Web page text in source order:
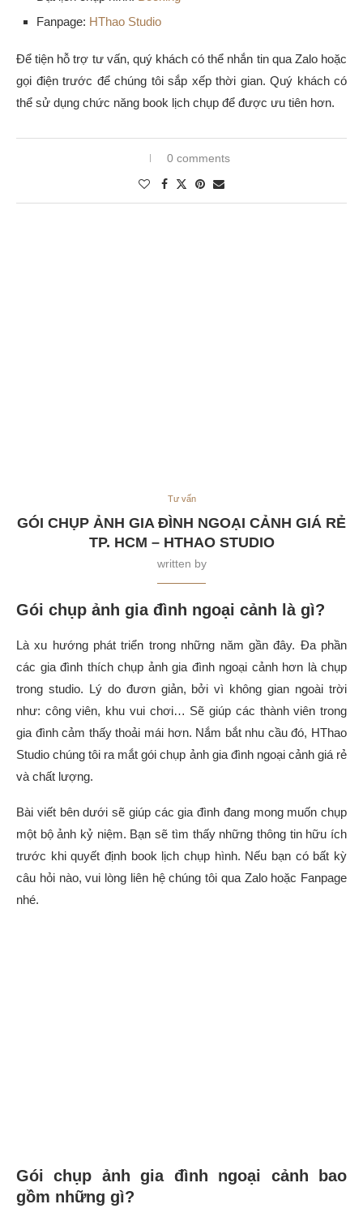
Fanpage: HThao Studio
Để tiện hỗ trợ tư vấn, quý khách có thể nhắn tin qua Zalo hoặc
gọi điện trước để chúng tôi sắp xếp thời gian. Quý khách có
thể sử dụng chức năng book lịch chụp để được ưu tiên hơn.
0 comments
Tư vấn
GÓI CHỤP ẢNH GIA ĐÌNH NGOẠI CẢNH GIÁ RẺ
TP. HCM – HTHAO STUDIO
written by
Gói chụp ảnh gia đình ngoại cảnh là gì?
Là xu hướng phát triển trong những năm gần đây. Đa phần
các gia đình thích chụp ảnh gia đình ngoại cảnh hơn là chụp
trong studio. Lý do đươn giản, bởi vì không gian ngoài trời
như: công viên, khu vui chơi… Sẽ giúp các thành viên trong
gia đình cảm thấy thoải mái hơn. Nắm bắt nhu cầu đó, HThao
Studio chúng tôi ra mắt gói chụp ảnh gia đình ngoại cảnh giá rẻ
và chất lượng.
Bài viết bên dưới sẽ giúp các gia đình đang mong muốn chụp
một bộ ảnh kỷ niệm. Bạn sẽ tìm thấy những thông tin hữu ích
trước khi quyết định book lịch chụp hình. Nếu bạn có bất kỳ
câu hỏi nào, vui lòng liên hệ chúng tôi qua Zalo hoặc Fanpage
nhé.
Gói chụp ảnh gia đình ngoại cảnh bao
gồm những gì?